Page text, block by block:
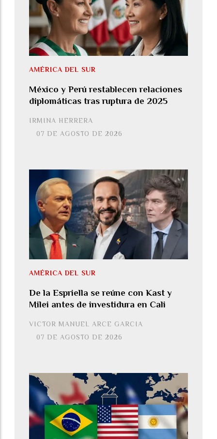
México y Perú restablecen relaciones
diplomáticas tras ruptura de 2025
IRMINA HERRERA
AMÉRICA DEL SUR
07 DE AGOSTO DE 2026
De la Espriella se reúne con Kast y
Milei antes de investidura en Cali
VICTOR MANUEL ARCE GARCIA
AMÉRICA DEL SUR
07 DE AGOSTO DE 2026